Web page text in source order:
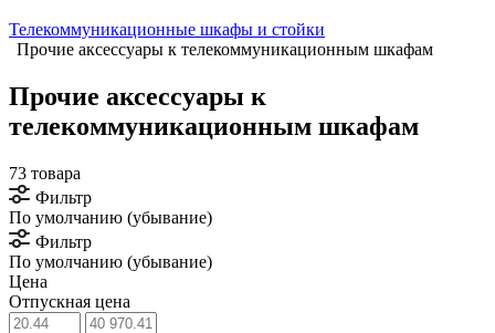
Телекоммуникационные шкафы и стойки
Прочие аксессуары к телекоммуникационным шкафам
Прочие аксессуары к
телекоммуникационным шкафам
73 товара
Фильтр
По умолчанию (убывание)
Фильтр
По умолчанию (убывание)
Цена
Отпускная цена